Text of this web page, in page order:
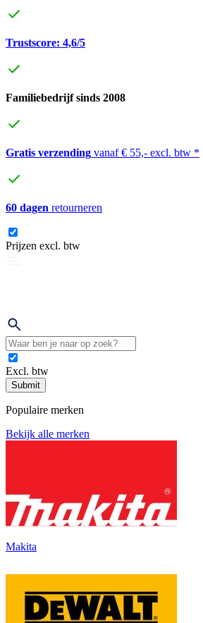
Trustscore: 4,6/5
Familiebedrijf sinds 2008
Gratis verzending vanaf € 55,- excl. btw *
60 dagen retourneren
Prijzen excl. btw
Excl. btw
Submit
Populaire merken
Bekijk alle merken
Makita